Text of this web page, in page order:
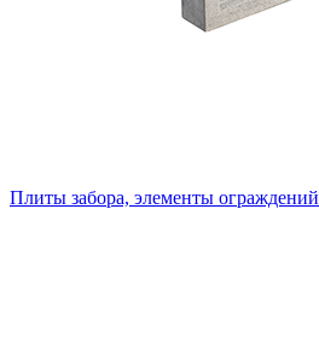
Плиты забора, элементы ограждений